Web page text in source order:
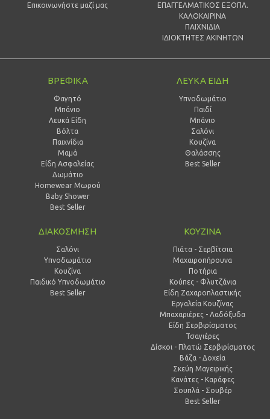
Επικοινωνήστε μαζί μας
ΕΠΑΓΓΕΛΜΑΤΙΚΟΣ ΕΞΟΠΛ.
ΚΑΛΟΚΑΙΡΙΝΑ
ΠΑΙΧΝΙΔΙΑ
ΙΔΙΟΚΤΗΤΕΣ ΑΚΙΝΗΤΩΝ
ΒΡΕΦΙΚΑ
Φαγητό
Μπάνιο
Λευκά Είδη
Βόλτα
Παιχνίδια
Μαμά
Είδη Ασφαλείας
Δωμάτιο
Homewear Μωρού
Baby Shower
Best Seller
ΛΕΥΚΑ ΕΙΔΗ
Υπνοδωμάτιο
Παιδί
Mπάνιο
Σαλόνι
Κουζίνα
Θαλάσσης
Best Seller
ΔΙΑΚΟΣΜΗΣΗ
Σαλόνι
Υπνοδωμάτιο
Κουζίνα
Παιδικό Υπνοδωμάτιο
Best Seller
ΚΟΥΖΙΝΑ
Πιάτα - Σερβίτσια
Μαχαιροπήρουνα
Ποτήρια
Κούπες - Φλυτζάνια
Είδη Ζαχαροπλαστικής
Εργαλεία Κουζίνας
Μπαχαριέρες - Λαδόξυδα
Είδη Σερβιρίσματος
Τσαγιέρες
Δίσκοι - Πλατώ Σερβιρίσματος
Βάζα - Δοχεία
Σκεύη Μαγειρικής
Κανάτες - Καράφες
Σουπλά - Σουβέρ
Best Seller